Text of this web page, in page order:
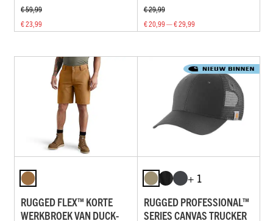
€ 59,99
€ 23,99
€ 29,99
€ 20,99 — € 29,99
RUGGED FLEX™ KORTE
WERKBROEK VAN DUCK-
+ 1
RUGGED PROFESSIONAL™
SERIES CANVAS TRUCKER